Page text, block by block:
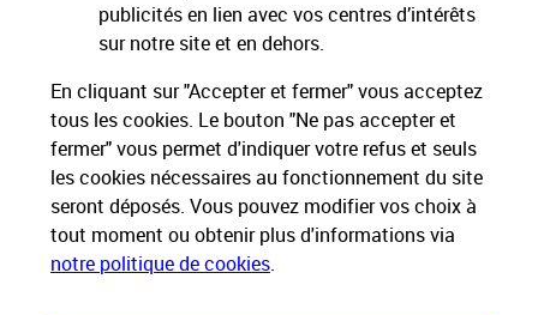
publicités en lien avec vos centres d’intérêts
sur notre site et en dehors.
En cliquant sur "Accepter et fermer" vous acceptez
tous les cookies. Le bouton "Ne pas accepter et
fermer" vous permet d'indiquer votre refus et seuls
les cookies nécessaires au fonctionnement du site
seront déposés. Vous pouvez modifier vos choix à
tout moment ou obtenir plus d'informations via
notre politique de cookies.
Nos engagements